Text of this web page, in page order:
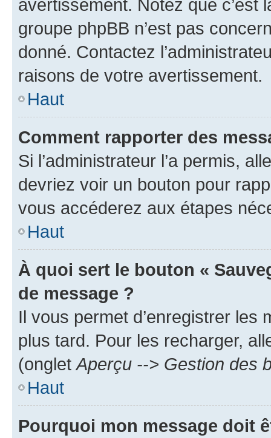
avertissement. Notez que c’est
groupe phpBB n’est pas
donné. Contactez
raisons de votre avertissement.
Haut
Comment rapporter des
Si l’administrateur l’a permis,
devriez voir un bouton pour
vous accéderez aux étapes
Haut
À quoi sert le bouton «
de message ?
Il vous permet d’enregistrer
plus tard. Pour les recharger,
(onglet Aperçu --> Gestion des
Haut
Pourquoi mon message doit